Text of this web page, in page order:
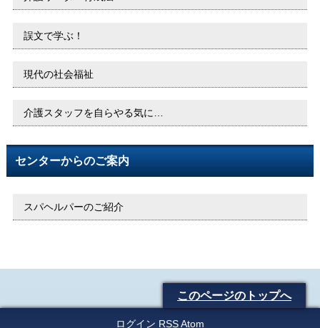
誤文で学ぶ！
現代の社会福祉
介護スタッフを自らやる気に…
センターからのご案内
スパヘルパーのご紹介
このページのトップへ
ログイン RSSAtom